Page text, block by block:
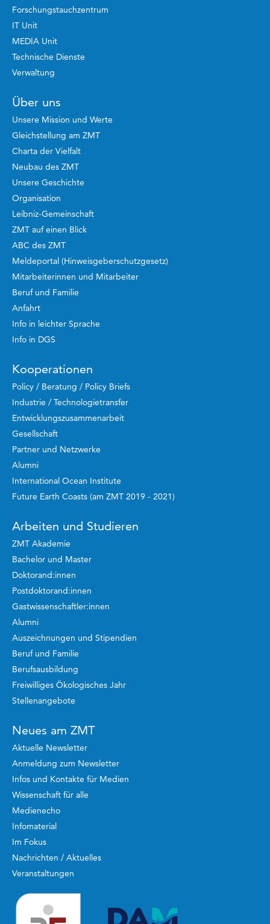
Forschungstauchzentrum
IT Unit
MEDIA Unit
Technische Dienste
Verwaltung
Über uns
Unsere Mission und Werte
Gleichstellung am ZMT
Charta der Vielfalt
Neubau des ZMT
Unsere Geschichte
Organisation
Leibniz-Gemeinschaft
ZMT auf einen Blick
ABC des ZMT
Meldeportal (Hinweisgeberschutzgesetz)
Mitarbeiterinnen und Mitarbeiter
Beruf und Familie
Anfahrt
Info in leichter Sprache
Info in DGS
Kooperationen
Policy / Beratung / Policy Briefs
Industrie / Technologietransfer
Entwicklungszusammenarbeit
Gesellschaft
Partner und Netzwerke
Alumni
International Ocean Institute
Future Earth Coasts (am ZMT 2019 - 2021)
Arbeiten und Studieren
ZMT Akademie
Bachelor und Master
Doktorand:innen
Postdoktorand:innen
Gastwissenschaftler:innen
Alumni
Auszeichnungen und Stipendien
Beruf und Familie
Berufsausbildung
Freiwilliges Ökologisches Jahr
Stellenangebote
Neues am ZMT
Aktuelle Newsletter
Anmeldung zum Newsletter
Infos und Kontakte für Medien
Wissenschaft für alle
Medienecho
Infomaterial
Im Fokus
Nachrichten / Aktuelles
Veranstaltungen